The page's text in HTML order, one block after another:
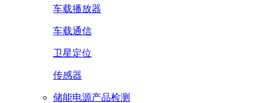
车载播放器
车载通信
卫星定位
传感器
储能电源产品检测